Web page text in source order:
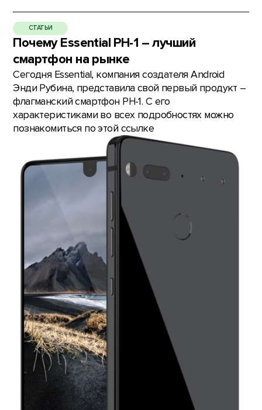
СТАТЬИ
Почему Essential PH-1 – лучший
смартфон на рынке
Сегодня Essential, компания создателя Android
Энди Рубина, представила свой первый продукт –
флагманский смартфон PH-1. С его
характеристиками во всех подробностях можно
познакомиться по этой ссылке